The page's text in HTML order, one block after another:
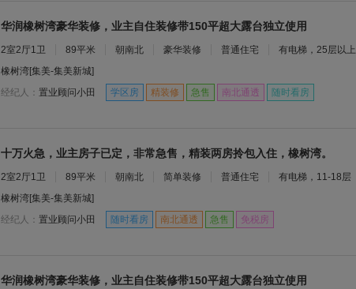
华润橡树湾豪华装修，业主自住装修带150平超大露台独立使用
2室2厅1卫 89平米 朝南北 豪华装修 普通住宅
有电梯，25层以上
橡树湾[集美-集美新城]
经纪人： 置业顾问小田 学区房 精装修 急售 南北通透 随时看房
十万火急，业主房子已定，非常急售，精装两房拎包入住，橡树湾。
2室2厅1卫 89平米 朝南北 简单装修 普通住宅
有电梯，11-18层
橡树湾[集美-集美新城]
经纪人： 置业顾问小田 随时看房 南北通透 急售 免税房
华润橡树湾豪华装修，业主自住装修带150平超大露台独立使用